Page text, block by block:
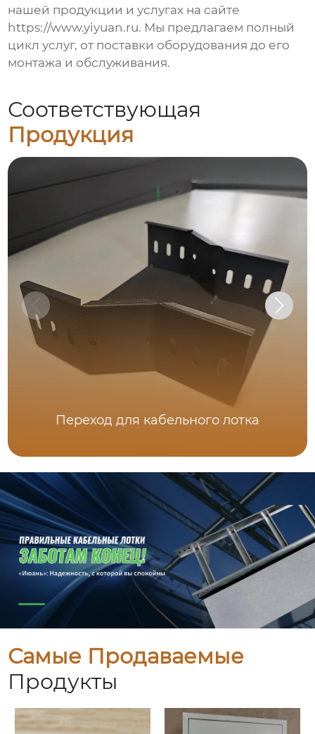
нашей продукции и услугах на сайте
https://www.yiyuan.ru. Мы предлагаем полный
цикл услуг, от поставки оборудования до его
монтажа и обслуживания.
Соответствующая
Продукция
Переход для кабельного лотка
Самые Продаваемые
Продукты